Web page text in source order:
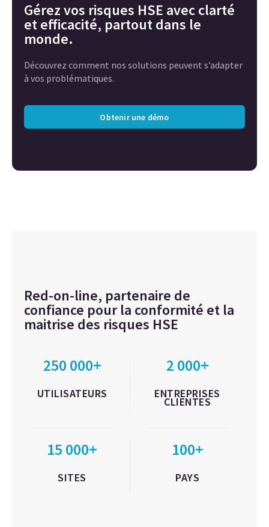
Gérez vos risques HSE avec clarté
et efficacité, partout dans le
monde.
Découvrez comment nos solutions peuvent s’adapter
à vos problématiques.
Obtenir une démo
Red-on-line, partenaire de
confiance pour la conformité et la
maitrise des risques HSE
250 000+
UTILISATEURS
2 000+
ENTREPRISES
CLIENTES
15 000+
SITES
100+
PAYS